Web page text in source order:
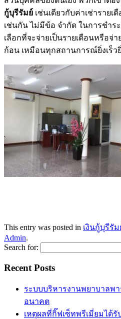
กู้บุรีรัมย์ เช่นเดียวกับค่าเช่ารายเ
เช่นกัน ไม่มีข้อ จำกัด ในการชำร
เลือกที่จะจ่ายเป็นรายเดือนหรือจ่
ก้อน เหมือนทุกสถานการณ์ยิ่งเร็ว
This entry was posted in เงินกู้บุรีรัม
Admin.
Search for:
Recent Posts
ระบบบริหารงานพยาบาลพ
อนาคต
เหตุผลที่กิ๊ฟเซ็ทพรีเมี่ยมได้